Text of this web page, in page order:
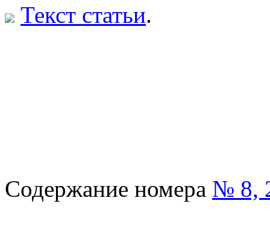
Текст статьи.
Содержание номера № 8,